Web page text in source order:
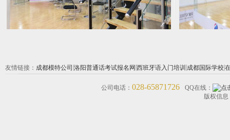
友情链接： 成都模特公司 洛阳普通话考试报名网 西班牙语入门培训 成都国际学校
公司电话： 028-65871726
QQ在线：
版权信